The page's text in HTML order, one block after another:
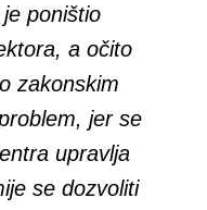
poništio
a očito
zakonskim
jer se
upravlja
se dozvoliti